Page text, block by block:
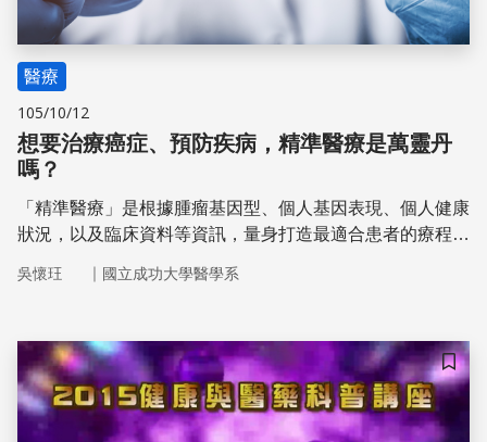
醫療
105/10/12
想要治療癌症、預防疾病，精準醫療是萬靈丹
嗎？
「精準醫療」是根據腫瘤基因型、個人基因表現、個人健康
狀況，以及臨床資料等資訊，量身打造最適合患者的療程或
險，因為現今許多生物標記以開放科學模式進行且檢驗標準
在精準醫療發展上，腳步仍有點遲緩。
吳懷玨 ｜ 國立成功大學醫學系
儲存